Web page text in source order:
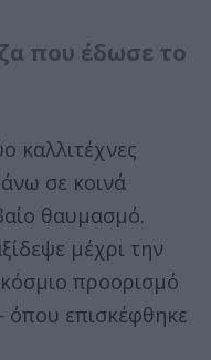
που έδωσε το
καλλιτέχνες
σε κοινά
θαυμασμό.
μέχρι την
προορισμό
όπου επισκέφθηκε